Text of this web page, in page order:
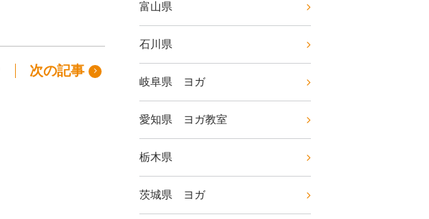
次の記事
富山県
石川県
岐阜県 ヨガ
愛知県 ヨガ教室
栃木県
茨城県 ヨガ